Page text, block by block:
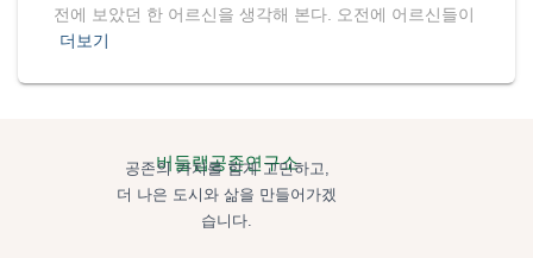
전에 보았던 한 어르신을 생각해 본다. 오전에 어르신들이
더보기
버들랩공존연구소
공존의 가치를 함게 고민하고,
더 나은 도시와 삶을 만들어가겠
습니다.